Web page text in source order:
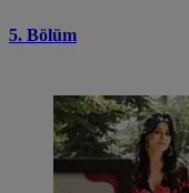
5. Bölüm